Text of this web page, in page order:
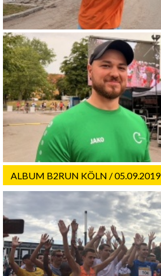
ALBUM B2RUN KÖLN / 05.09.2019